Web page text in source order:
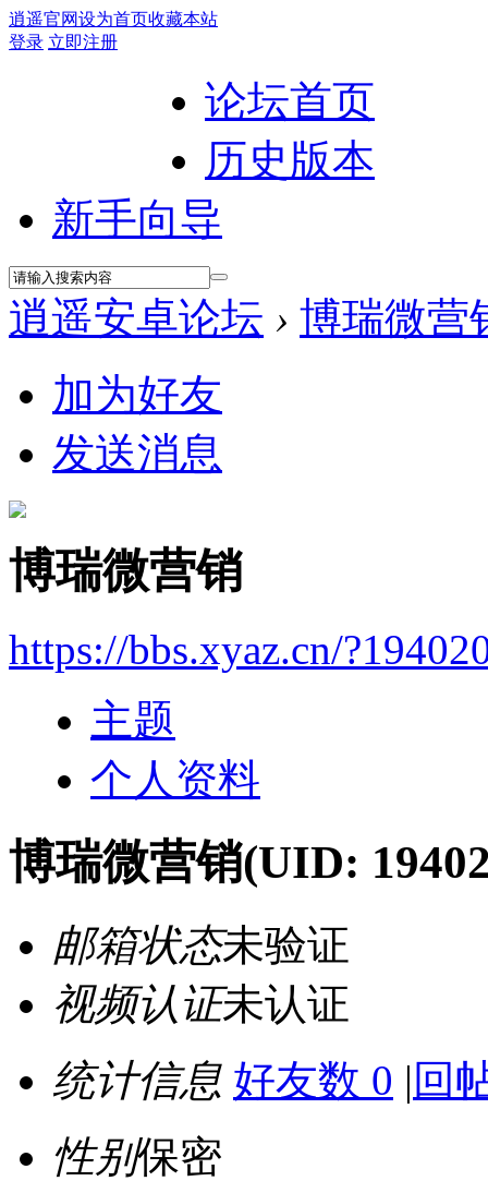
逍遥官网设为首页收藏本站
登录 立即注册
论坛首页
历史版本
新手向导
逍遥安卓论坛 › 博瑞微营
加为好友
发送消息
博瑞微营销
https://bbs.xyaz.cn/
主题
个人资料
博瑞微营销(UID:
邮箱状态未验证
视频认证未认证
统计信息 好友数 0 | 回
性别保密